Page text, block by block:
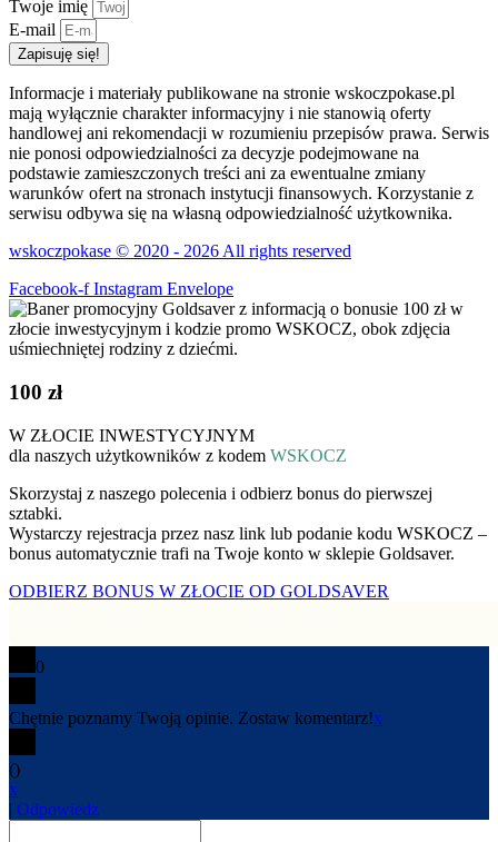
Twoje imię
E-mail
Zapisuję się!
Informacje i materiały publikowane na stronie wskoczpokase.pl
mają wyłącznie charakter informacyjny i nie stanowią oferty
handlowej ani rekomendacji w rozumieniu przepisów prawa. Serwis
nie ponosi odpowiedzialności za decyzje podejmowane na
podstawie zamieszczonych treści ani za ewentualne zmiany
warunków ofert na stronach instytucji finansowych. Korzystanie z
serwisu odbywa się na własną odpowiedzialność użytkownika.
wskoczpokase © 2020 - 2026 All rights reserved
Facebook-f Instagram Envelope
100 zł
W ZŁOCIE INWESTYCYJNYM
dla naszych użytkowników z kodem WSKOCZ
Skorzystaj z naszego polecenia i odbierz bonus do pierwszej
sztabki.
Wystarczy rejestracja przez nasz link lub podanie kodu WSKOCZ –
bonus automatycznie trafi na Twoje konto w sklepie Goldsaver.
ODBIERZ BONUS W ZŁOCIE OD GOLDSAVER
0
Chętnie poznamy Twoją opinie. Zostaw komentarz!x
()
x
| Odpowiedz